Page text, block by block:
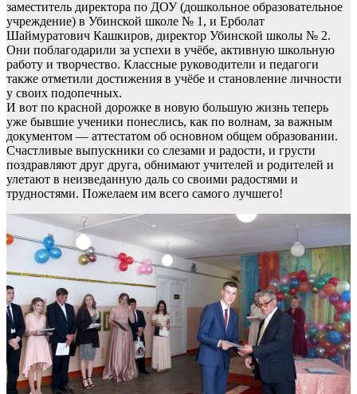
заместитель директора по ДОУ (дошкольное образовательное
учреждение) в Убинской школе № 1, и Ерболат
Шаймуратович Кашкиров, директор Убинской школы № 2.
Они поблагодарили за успехи в учёбе, активную школьную
работу и творчество. Классные руководители и педагоги
также отметили достижения в учёбе и становление личности
у своих подопечных.
И вот по красной дорожке в новую большую жизнь теперь
уже бывшие ученики понеслись, как по волнам, за важным
документом — аттестатом об основном общем образовании.
Счастливые выпускники со слезами и радости, и грусти
поздравляют друг друга, обнимают учителей и родителей и
улетают в неизведанную даль со своими радостями и
трудностями. Пожелаем им всего самого лучшего!